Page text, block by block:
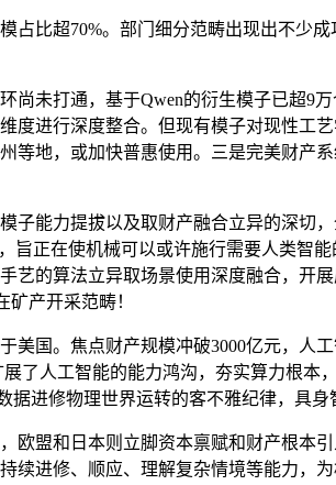
超70%。部门细分范畴出现出不少成
打通，基于Qwen的衍生模子已超9万
进行深度整合。但现有模子对现性工
地，或加快普惠使用。三是完美财产
能力提拔以及取财产融合立异的深切
正在使机械可以或许施行需要人类智
的算法立异取场景使用深度融合，开
产开采范畴！
。焦点财产规模冲破3000亿元，人工
了人工智能的能力鸿沟，夯实算力根
进修物理世界运转的客不雅纪律，具身
盟和日本则立脚资本禀赋和财产根本
进修、顺应、理解复杂情境等能力，